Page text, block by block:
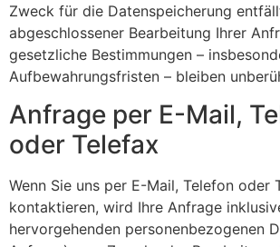
Zweck für die Datenspeicherung
abgeschlossener Bearbeitung Ihrer
gesetzliche Bestimmungen –
Aufbewahrungsfristen – bleiben
Anfrage per E-Mail,
oder Telefax
Wenn Sie uns per E-Mail, Telefon oder
kontaktieren, wird Ihre Anfrage
hervorgehenden personenbezogenen